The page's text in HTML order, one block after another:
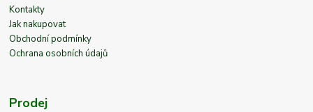
Kontakty
Jak nakupovat
Obchodní podmínky
Ochrana osobních údajů
Prodej